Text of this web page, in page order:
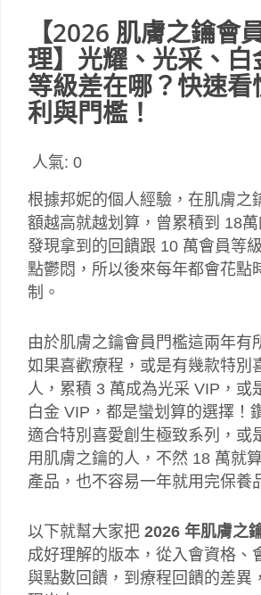
【2026 肌膚之鑰會
理】光耀、光采、白
等級差在哪？快速看
利與門檻！
人氣: 0
根據邦妮的個人經驗，在肌膚之
額越高就越划算，曾累積到 18
發現拿到的回饋跟 10 萬會員等
點鬱悶，所以後來每年都會花點
制。
由於肌膚之鑰會員門檻這兩年有
如果喜歡療程，或是有幾款特別
人，累積 3 萬成為光采 VIP，或
白金 VIP，都是蠻划算的選擇！
適合特別喜愛創生極致系列，或
用肌膚之鑰的人，不然 18 萬就
產品，也不容易一年就用完保養
以下就幫大家把 2026 年肌膚之
成好理解的版本，從入會資格、
與點數回饋，到療程回饋的差異